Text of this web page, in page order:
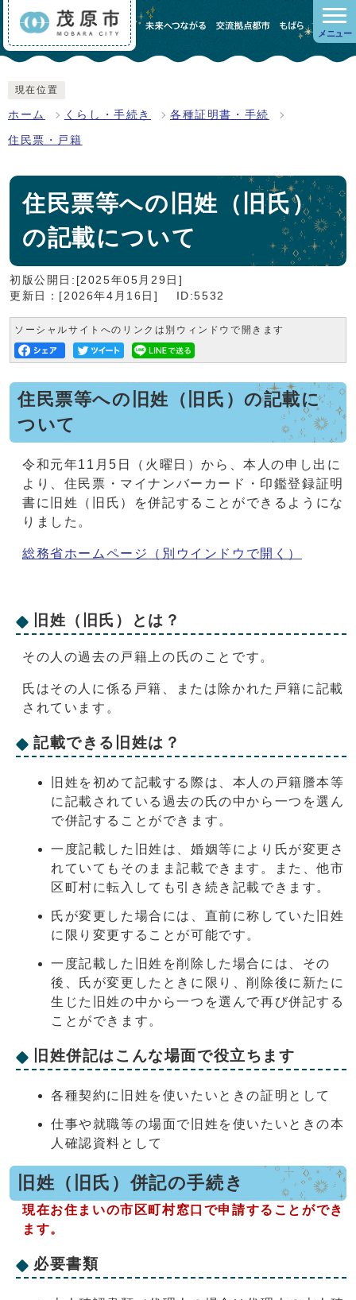
メニュー
現在位置
ホーム くらし・手続き 各種証明書・手続
住民票・戸籍
住民票等への旧姓（旧氏）
の記載について
初版公開日:[2025年05月29日]
更新日：[2026年4月16日]
ID:5532
ソーシャルサイトへのリンクは別ウィンドウで開きます
住民票等への旧姓（旧氏）の記載に
ついて
令和元年11月5日（火曜日）から、本人の申し出に
より、住民票・マイナンバーカード・印鑑登録証明
書に旧姓（旧氏）を併記することができるようにな
りました。
総務省ホームページ （別ウインドウで開く）
旧姓（旧氏）とは？
その人の過去の戸籍上の氏のことです。
氏はその人に係る戸籍、または除かれた戸籍に記載
されています。
記載できる旧姓は？
旧姓を初めて記載する際は、本人の戸籍謄本等
に記載されている過去の氏の中から一つを選ん
で併記することができます。
一度記載した旧姓は、婚姻等により氏が変更さ
れていてもそのまま記載できます。また、他市
区町村に転入しても引き続き記載できます。
氏が変更した場合には、直前に称していた旧姓
に限り変更することが可能です。
一度記載した旧姓を削除した場合には、その
後、氏が変更したときに限り、削除後に新たに
生じた旧姓の中から一つを選んで再び併記する
ことができます。
旧姓併記はこんな場面で役立ちます
各種契約に旧姓を使いたいときの証明として
仕事や就職等の場面で旧姓を使いたいときの本
人確認資料として
旧姓（旧氏）併記の手続き
現在お住まいの市区町村窓口で申請することができ
ます。
必要書類